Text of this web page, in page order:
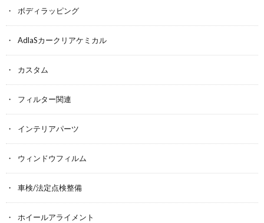
ボディラッピング
AdlaSカークリアケミカル
カスタム
フィルター関連
インテリアパーツ
ウィンドウフィルム
車検/法定点検整備
ホイールアライメント